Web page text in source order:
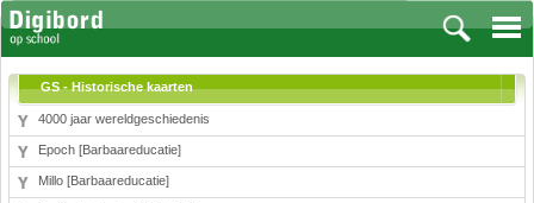
Vakken
GS - Historische kaarten
4000 jaar wereldgeschiedenis
Epoch [Barbaareducatie]
Millo [Barbaareducatie]